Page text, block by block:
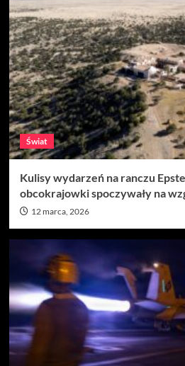
Świat
Kulisy wydarzeń na ranczu
obcokrajowki spoczywały na
12 marca, 2026